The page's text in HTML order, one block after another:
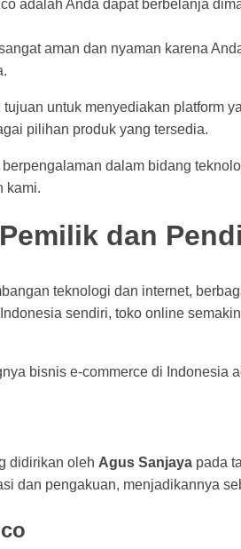
adalah Anda dapat berbelanja
aman dan nyaman karena
untuk menyediakan platform
pilihan produk yang tersedia.
dalam bidang
kami.
dan
teknologi dan internet,
sendiri, toko online
bisnis e-commerce di Indonesia
didirikan oleh Agus Sanjaya pada
dan pengakuan, menjadikannya